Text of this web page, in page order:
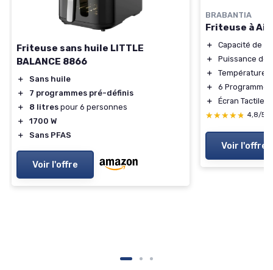
Friteuse sans huile LITTLE
BALANCE 8866
＋
Sans huile
＋
7 programmes pré-définis
＋
8 litres pour 6 personnes
＋
1700 W
＋
Sans PFAS
Voir l'offre
BRABANTIA
Friteuse à Air
＋
Capacité de
＋
Puissance de
＋
Température
＋
6
＋
Écran Tactile
★★★★★
★★★★★ 4,8/5
Voir l'offre